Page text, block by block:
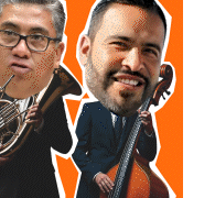
de estos
mantiene
el procedimiento
lo que descartó que
hacia la empresa.